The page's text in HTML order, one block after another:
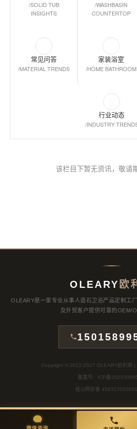
/SOLID TUB
INSIGHTS
/WASHBASIN
COUNTERTOP
常见问答
/MATERIAL TRENDS
家装浴室
/HOME BATHROOM
行业动态
/INDUSTRY
该栏目下暂无资讯，敬请
OLEARY 欧
OLEARY是一家专业从事人造石卫浴产品定制工
及外贸客户提供可靠的OEM/
Copyright © 2012-2027 OLEARY欧利莱 |
备案号：ICP备
桂公网安备